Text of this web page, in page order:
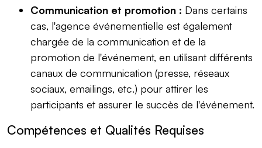
Communication et promotion : Dans certains
cas, l'agence événementielle est également
chargée de la communication et de la
promotion de l'événement, en utilisant différents
canaux de communication (presse, réseaux
sociaux, emailings, etc.) pour attirer les
participants et assurer le succès de l'événement.
Compétences et Qualités Requises